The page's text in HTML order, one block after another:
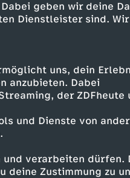
geben wir deine
Dienstleister sind. Wir
uns, dein
anzubieten. Dabei
der ZDFheute
und Dienste von
verarbeiten dürfen.
Zustimmung zu